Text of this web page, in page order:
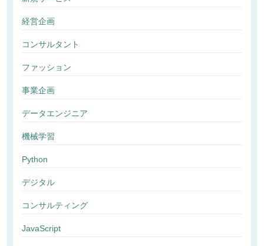
経営企画
コンサルタント
ファッション
事業企画
データエンジニア
機械学習
Python
デジタル
コンサルティング
JavaScript